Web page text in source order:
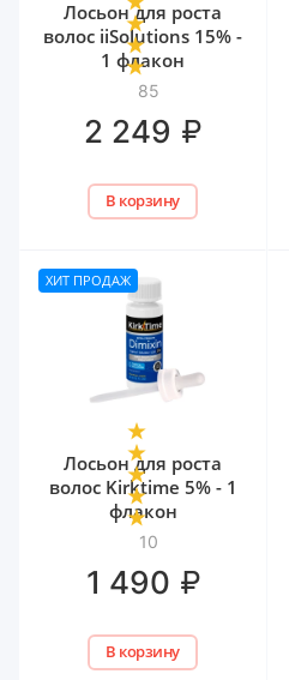
85
Лосьон для роста
волос iiSolutions 15% -
1 флакон
2 249 ₽
В корзину
ХИТ ПРОДАЖ
10
Лосьон для роста
волос Kirktime 5% - 1
флакон
1 490 ₽
В корзину